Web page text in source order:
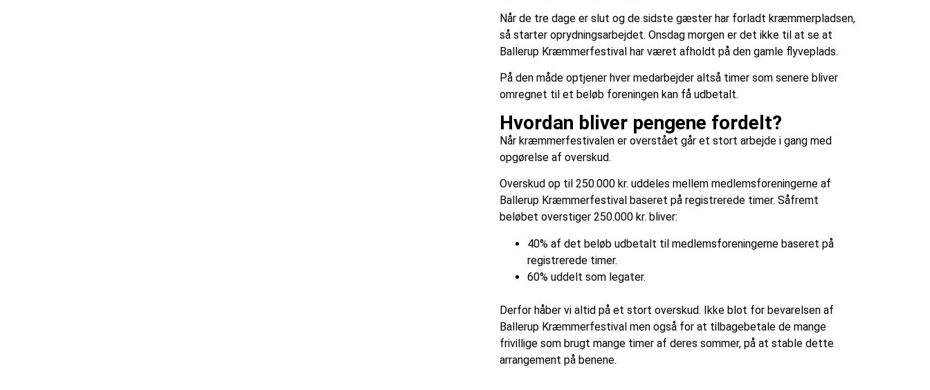
Når de tre dage er slut og de sidste gæster har forladt kræmmerpladsen,
så starter oprydningsarbejdet. Onsdag morgen er det ikke til at se at
Ballerup Kræmmerfestival har været afholdt på den gamle flyveplads.
På den måde optjener hver medarbejder altså timer som senere bliver
omregnet til et beløb foreningen kan få udbetalt.
Hvordan bliver pengene fordelt?
Når kræmmerfestivalen er overstået går et stort arbejde i gang med
opgørelse af overskud.
Overskud op til 250.000 kr. uddeles mellem medlemsforeningerne af
Ballerup Kræmmerfestival baseret på registrerede timer. Såfremt
beløbet overstiger 250.000 kr. bliver:
40% af det beløb udbetalt til medlemsforeningerne baseret på
registrerede timer.
60% uddelt som legater.
Derfor håber vi altid på et stort overskud. Ikke blot for bevarelsen af
Ballerup Kræmmerfestival men også for at tilbagebetale de mange
frivillige som brugt mange timer af deres sommer, på at stable dette
arrangement på benene.